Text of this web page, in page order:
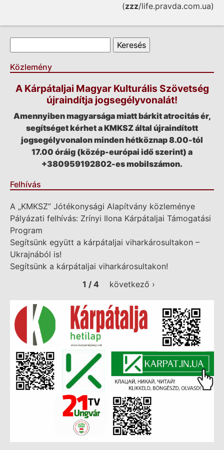
(zzz/life.pravda.com.ua)
Keresés űrlap
Keresés
Közlemény
A Kárpátaljai Magyar Kulturális Szövetség
újraindítja jogsegélyvonalát!
Amennyiben magyarsága miatt bárkit atrocitás ér,
segítséget kérhet a KMKSZ által újraindított
jogsegélyvonalon minden hétköznap 8.00-tól
17.00 óráig (közép-európai idő szerint) a
+380959192802-es mobilszámon.
Felhívás
A „KMKSZ” Jótékonysági Alapítvány közleménye
Pályázati felhívás: Zrínyi Ilona Kárpátaljai Támogatási
Program
Segítsünk együtt a kárpátaljai viharkárosultakon –
Ukrajnából is!
Segítsünk a kárpátaljai viharkárosultakon!
1 / 4
következő ›